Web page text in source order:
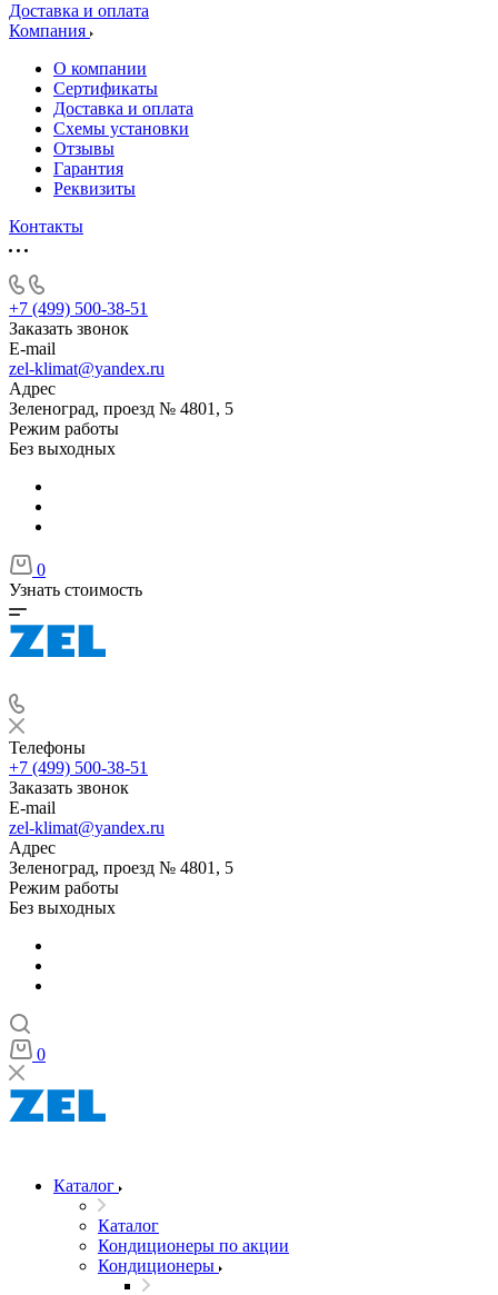
Доставка и оплата
Компания
О компании
Сертификаты
Доставка и оплата
Схемы установки
Отзывы
Гарантия
Реквизиты
Контакты
+7 (499) 500-38-51
Заказать звонок
E-mail
zel-klimat@yandex.ru
Адрес
Зеленоград, проезд № 4801, 5
Режим работы
Без выходных
0
Узнать стоимость
Телефоны
+7 (499) 500-38-51
Заказать звонок
E-mail
zel-klimat@yandex.ru
Адрес
Зеленоград, проезд № 4801, 5
Режим работы
Без выходных
0
Каталог
Каталог
Кондиционеры по акции
Кондиционеры